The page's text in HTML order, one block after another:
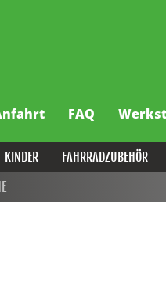
FAQ
KINDER FAHRRADZUBEHÖR